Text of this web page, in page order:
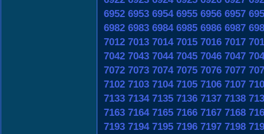
6952 6953 6954 6955 6956 6957
6982 6983 6984 6985 6986 6987
7012 7013 7014 7015 7016 7017
7042 7043 7044 7045 7046 7047
7072 7073 7074 7075 7076 7077
7102 7103 7104 7105 7106 7107
7133 7134 7135 7136 7137 7138
7163 7164 7165 7166 7167 7168
7193 7194 7195 7196 7197 7198